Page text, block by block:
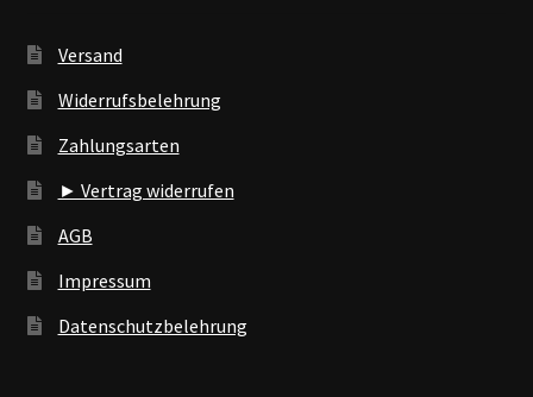
Versand
Widerrufsbelehrung
Zahlungsarten
► Vertrag widerrufen
AGB
Impressum
Datenschutzbelehrung